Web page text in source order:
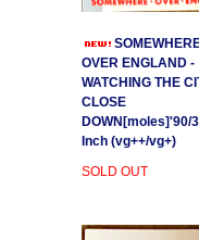
OVER ENGLAND -
WATCHING THE
CLOSE
DOWN[moles]'90/
Inch (vg++/vg+)
SOLD OUT